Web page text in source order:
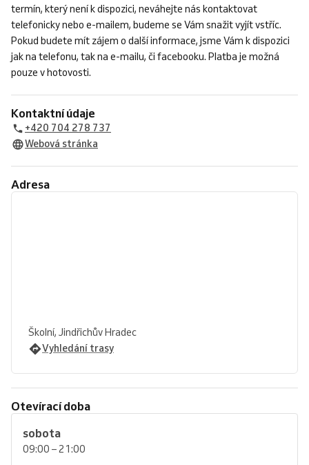
termín, který není k dispozici, neváhejte nás kontaktovat
telefonicky nebo e-mailem, budeme se Vám snažit vyjít vstříc.
Pokud budete mít zájem o další informace, jsme Vám k dispozici
jak na telefonu, tak na e-mailu, či facebooku. Platba je možná
pouze v hotovosti.
Kontaktní údaje
+420 704 278 737
Webová stránka
Adresa
Školní, Jindřichův Hradec
Vyhledání trasy
Otevírací doba
sobota
09:00 – 21:00